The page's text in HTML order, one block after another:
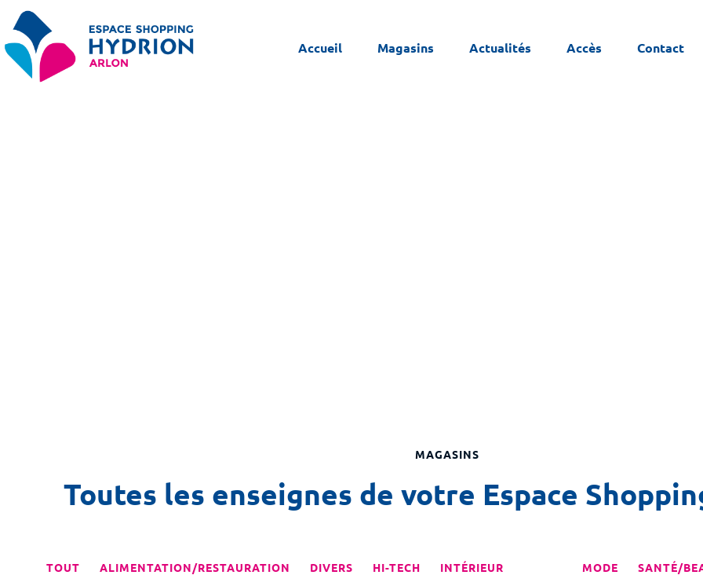
Accueil Magasins Actualités Accès Contact
MAGASINS
Toutes les enseignes de votre Espace
TOUT ALIMENTATION/RESTAURATION DIVERS HI-TECH INTÉRIEUR MODE SANTÉ/